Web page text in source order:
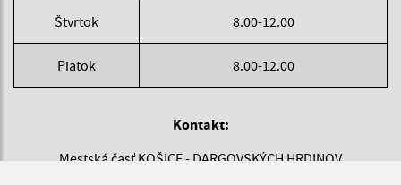
Štvrtok 8.00-12.00
Piatok 8.00-12.00
Kontakt:
Mestská časť KOŠICE - DARGOVSKÝCH HRDINOV